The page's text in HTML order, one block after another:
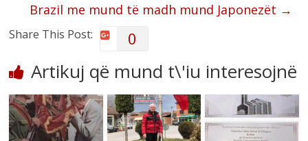
Brazil me mund të madh mund Japonezët →
Share This Post: 0
Artikuj që mund t\'iu interesojnë